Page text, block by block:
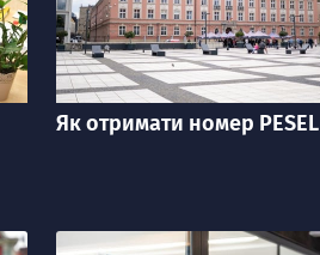
категорія
Як отримати номер PESEL